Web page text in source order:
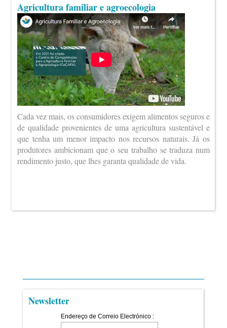
Agricultura familiar e agroecologia
Cada vez mais, os consumidores exigem alimentos seguros e
de qualidade provenientes de uma agricultura sustentável e
que tenha um menor impacto nos recursos naturais. Já os
produtores ambicionam que o seu trabalho se traduza num
rendimento justo, que lhes garanta qualidade de vida.
Newsletter